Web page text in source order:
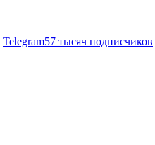
Telegram57 тысяч подписчиков